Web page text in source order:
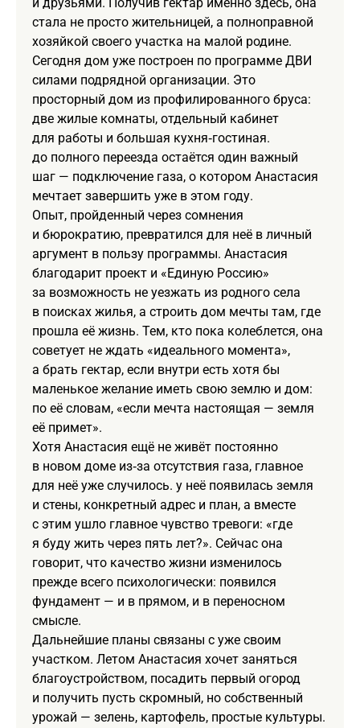
стала не просто жительницей, а полноправной
хозяйкой своего участка на малой родине.
Сегодня дом уже построен по программе ДВИ
силами подрядной организации. Это
просторный дом из профилированного бруса:
две жилые комнаты, отдельный кабинет
для работы и большая кухня‑гостиная.
до полного переезда остаётся один важный
шаг — подключение газа, о котором Анастасия
мечтает завершить уже в этом году.
Опыт, пройденный через сомнения
и бюрократию, превратился для неё в личный
аргумент в пользу программы. Анастасия
благодарит проект и «Единую Россию»
за возможность не уезжать из родного села
в поисках жилья, а строить дом мечты там, где
прошла её жизнь. Тем, кто пока колеблется, она
советует не ждать «идеального момента»,
а брать гектар, если внутри есть хотя бы
маленькое желание иметь свою землю и дом:
по её словам, «если мечта настоящая — земля
её примет».
Хотя Анастасия ещё не живёт постоянно
в новом доме из‑за отсутствия газа, главное
для неё уже случилось. у неё появилась земля
и стены, конкретный адрес и план, а вместе
с этим ушло главное чувство тревоги: «где
я буду жить через пять лет?». Сейчас она
говорит, что качество жизни изменилось
прежде всего психологически: появился
фундамент — и в прямом, и в переносном
смысле.
Дальнейшие планы связаны с уже своим
участком. Летом Анастасия хочет заняться
благоустройством, посадить первый огород
и получить пусть скромный, но собственный
урожай — зелень, картофель, простые культуры.